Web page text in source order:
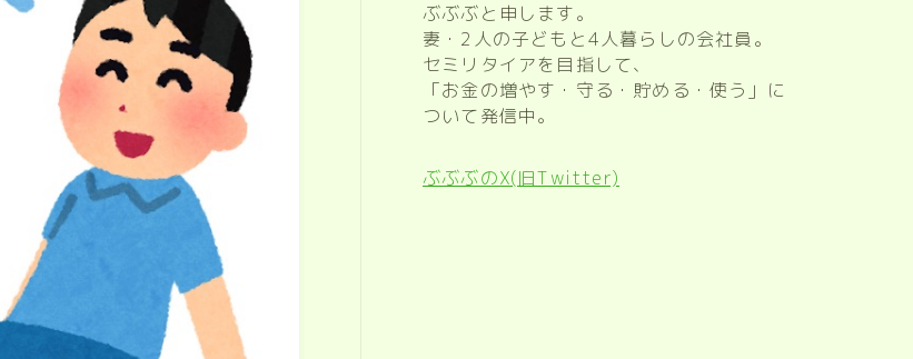
ぶぶぶと申します。
妻・2人の子どもと4人暮らしの会社員。
セミリタイアを目指して、
「お金の増やす・守る・貯める・使う」に
ついて発信中。
ぶぶぶのX(旧Twitter)